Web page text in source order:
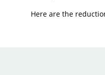
Here are the